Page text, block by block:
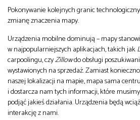
Pokonywanie kolejnych granic
zmianę znaczenia mapy.
Urządzenia mobilne dominują – mapy
w najpopularniejszych aplikacjach, takich jak
carpoolingu, czyZillowdo obsługi
wystawionych na sprzedaż. Zamiast
naszej lokalizacji na mapie, mapa sama
i dostarcza nam tych informacji, które
podjąć jakieś działania. Urządzenia będą
interakcję z nami.